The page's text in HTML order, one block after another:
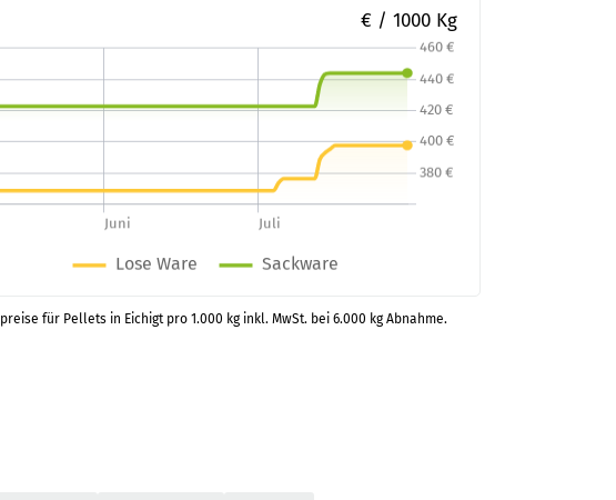
€ / 1000 Kg
für Pellets in Eichigt pro 1.000 kg inkl. MwSt. bei 6.000 kg Abnahme.